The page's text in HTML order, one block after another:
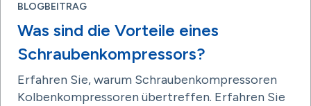
BLOGBEITRAG
Was sind die Vorteile eines
Schraubenkompressors?
Erfahren Sie, warum Schraubenkompressoren
Kolbenkompressoren übertreffen. Erfahren Sie